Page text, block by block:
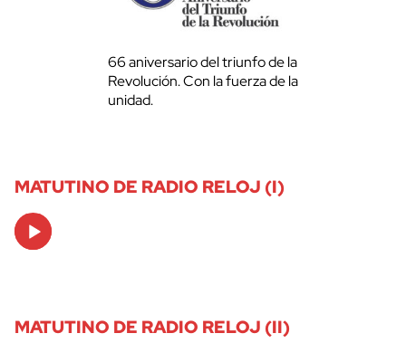
66 aniversario del triunfo de la
Revolución. Con la fuerza de la
unidad.
MATUTINO DE RADIO RELOJ (I)
Audio
Player
MATUTINO DE RADIO RELOJ (II)